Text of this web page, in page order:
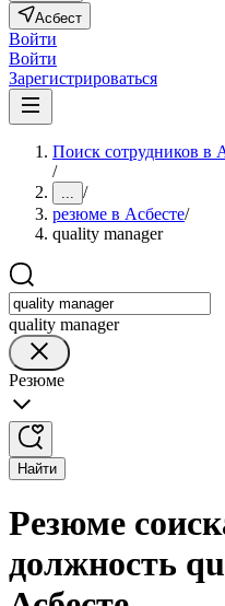
Асбест
Войти
Войти
Зарегистрироваться
Поиск сотрудников в
/
... /
резюме в Асбесте/
quality manager
quality manager
Резюме
Найти
Резюме
должность